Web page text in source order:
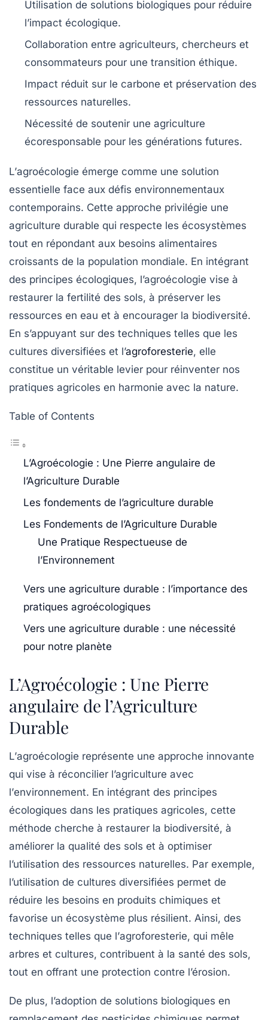
Utilisation de solutions biologiques pour réduire
l’impact écologique.
Collaboration entre agriculteurs, chercheurs et
consommateurs pour une transition éthique.
Impact réduit sur le carbone et préservation des
ressources naturelles.
Nécessité de soutenir une agriculture
écoresponsable pour les générations futures.
L’agroécologie émerge comme une solution
essentielle face aux défis environnementaux
contemporains. Cette approche privilégie une
agriculture durable qui respecte les écosystèmes
tout en répondant aux besoins alimentaires
croissants de la population mondiale. En intégrant
des principes écologiques, l’agroécologie vise à
restaurer la fertilité des sols, à préserver les
ressources en eau et à encourager la biodiversité.
En s’appuyant sur des techniques telles que les
cultures diversifiées et l’agroforesterie, elle
constitue un véritable levier pour réinventer nos
pratiques agricoles en harmonie avec la nature.
Table of Contents
L’Agroécologie : Une Pierre angulaire de
l’Agriculture Durable
Les fondements de l’agriculture durable
Les Fondements de l’Agriculture Durable
Une Pratique Respectueuse de
l’Environnement
Vers une agriculture durable : l’importance des
pratiques agroécologiques
Vers une agriculture durable : une nécessité
pour notre planète
L’Agroécologie : Une Pierre
angulaire de l’Agriculture
Durable
L’agroécologie représente une approche innovante
qui vise à réconcilier l’agriculture avec
l’environnement. En intégrant des principes
écologiques dans les pratiques agricoles, cette
méthode cherche à restaurer la biodiversité, à
améliorer la qualité des sols et à optimiser
l’utilisation des ressources naturelles. Par exemple,
l’utilisation de cultures diversifiées permet de
réduire les besoins en produits chimiques et
favorise un écosystème plus résilient. Ainsi, des
techniques telles que l’agroforesterie, qui mêle
arbres et cultures, contribuent à la santé des sols,
tout en offrant une protection contre l’érosion.
De plus, l’adoption de solutions biologiques en